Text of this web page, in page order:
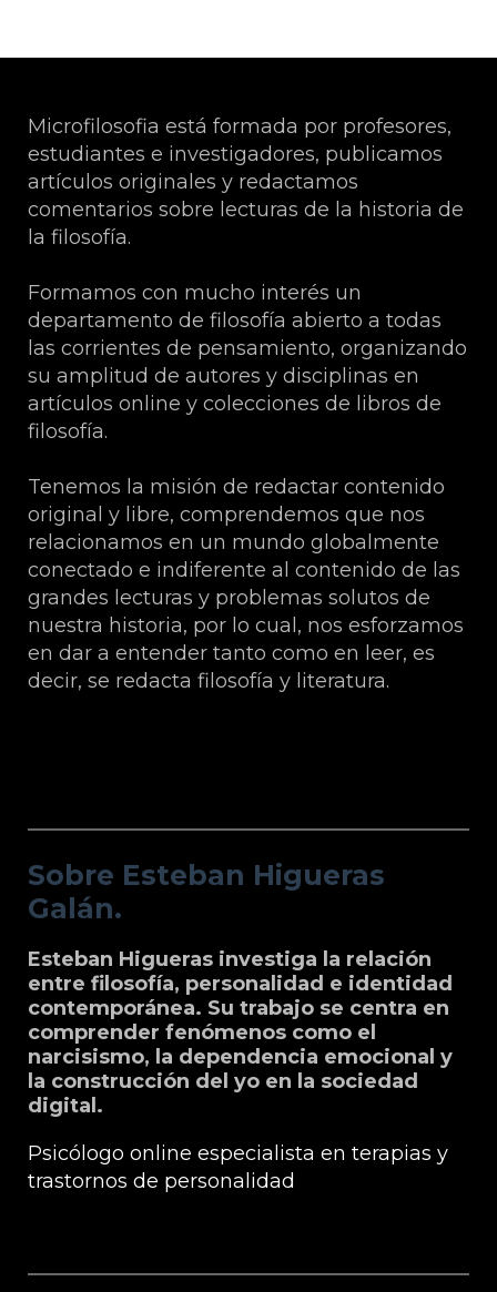
Microfilosofia está formada por profesores,
estudiantes e investigadores, publicamos
artículos originales y redactamos
comentarios sobre lecturas de la historia de
la filosofía.
Formamos con mucho interés un
departamento de filosofía abierto a todas
las corrientes de pensamiento, organizando
su amplitud de autores y disciplinas en
artículos online y colecciones de libros de
filosofía.
Tenemos la misión de redactar contenido
original y libre, comprendemos que nos
relacionamos en un mundo globalmente
conectado e indiferente al contenido de las
grandes lecturas y problemas solutos de
nuestra historia, por lo cual, nos esforzamos
en dar a entender tanto como en leer, es
decir, se redacta filosofía y literatura.
Sobre Esteban Higueras
Galán.
Esteban Higueras investiga la relación
entre filosofía, personalidad e identidad
contemporánea. Su trabajo se centra en
comprender fenómenos como el
narcisismo, la dependencia emocional y
la construcción del yo en la sociedad
digital.
Psicólogo online especialista en terapias y
trastornos de personalidad